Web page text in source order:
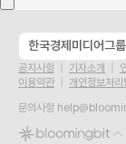
한국경제미디어그룹
공지사항 기자소개
이용약관
개인정보처리
문의사항